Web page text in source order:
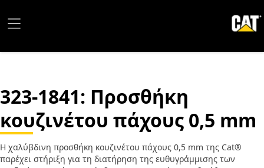
323-1841: Προσθήκη
κουζινέτου πάχους 0,5 mm
Η χαλύβδινη προσθήκη κουζινέτου πάχους 0,5 mm της Cat®
παρέχει στήριξη για τη διατήρηση της ευθυγράμμισης των